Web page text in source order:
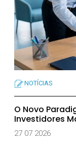
NOTÍCIAS
O Novo
Investidores
27 07 2026